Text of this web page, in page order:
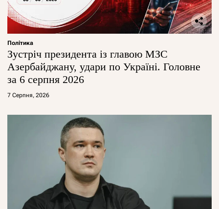
Політика
Зустріч президента із главою МЗС
Азербайджану, удари по Україні. Головне
за 6 серпня 2026
7 Серпня, 2026